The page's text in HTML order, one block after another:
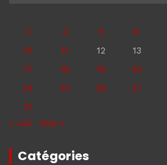
3
4 5 6
10
11 12 13
17
18 19 20
24
25 26 27
31
« Juil
Sep »
Catégories